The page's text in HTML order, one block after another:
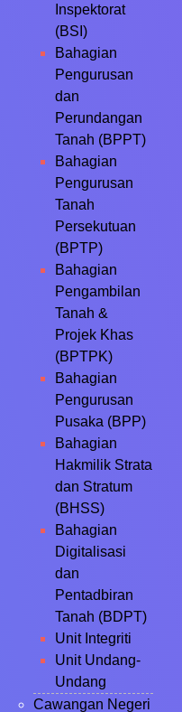
Inspektorat
(BSI)
Bahagian
Pengurusan
dan
Perundangan
Tanah (BPPT)
Bahagian
Pengurusan
Tanah
Persekutuan
(BPTP)
Bahagian
Pengambilan
Tanah &
Projek Khas
(BPTPK)
Bahagian
Pengurusan
Pusaka (BPP)
Bahagian
Hakmilik Strata
dan Stratum
(BHSS)
Bahagian
Digitalisasi
dan
Pentadbiran
Tanah (BDPT)
Unit Integriti
Unit Undang-
Undang
Cawangan Negeri